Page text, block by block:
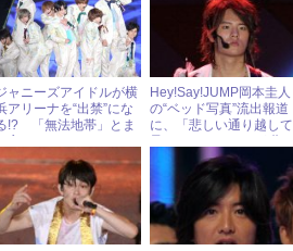
ャニーズアイドルが横
アリーナを“出禁”にな
!? 「無法地帯」とま
酷さ
Hey!Say!JUMP岡本圭人
の“ベッド写真”流出報道
に、「悲しい通り越して